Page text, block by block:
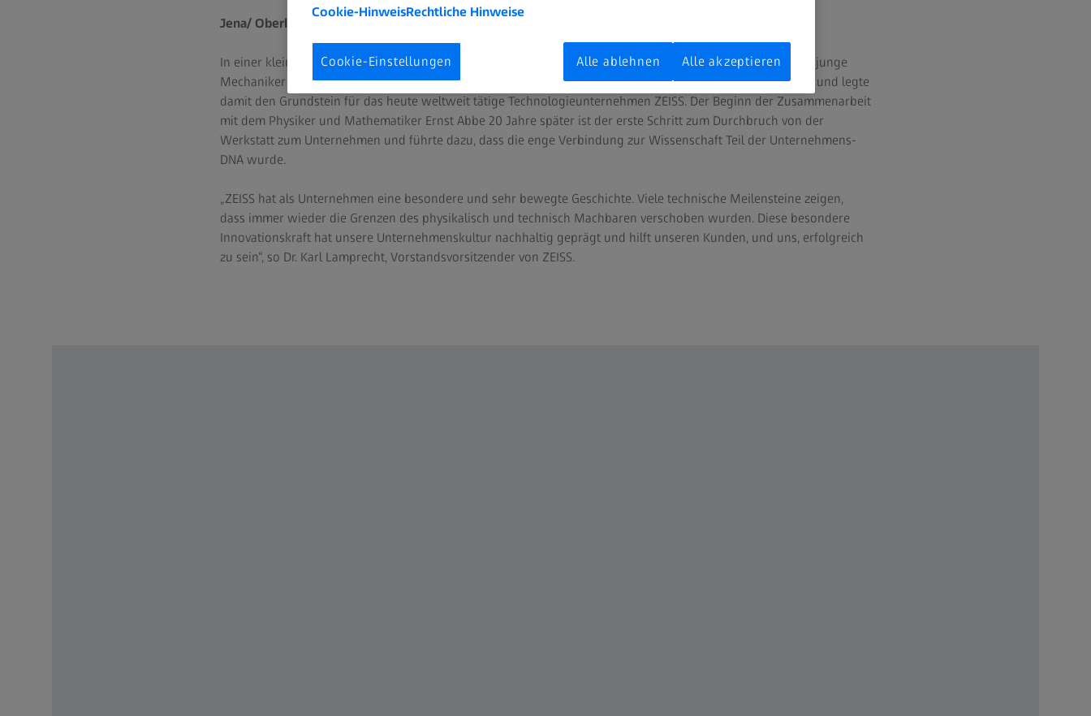
Jena/ Oberkochen | 11. Mai 2021 | ZEISS Gruppe
In einer kleinen Werkstatt begann vor 175 Jahren die Unternehmens- und Erfolgsgeschichte von ZEISS. Der junge
Mechaniker Carl Zeiss eröffnete am 17. November 1846 in Jena seine Werkstatt für Feinmechanik und Optik und legte
damit den Grundstein für das heute weltweit tätige Technologieunternehmen ZEISS. Der Beginn der Zusammenarbeit
mit dem Physiker und Mathematiker Ernst Abbe 20 Jahre später ist der erste Schritt zum Durchbruch von der
Werkstatt zum Unternehmen und führte dazu, dass die enge Verbindung zur Wissenschaft Teil der Unternehmens-
DNA wurde.
„ZEISS hat als Unternehmen eine besondere und sehr bewegte Geschichte. Viele technische Meilensteine zeigen,
dass immer wieder die Grenzen des physikalisch und technisch Machbaren verschoben wurden. Diese besondere
Innovationskraft hat unsere Unternehmenskultur nachhaltig geprägt und hilft unseren Kunden, und uns, erfolgreich
zu sein“, so Dr. Karl Lamprecht, Vorstandsvorsitzender von ZEISS.
Cookie-HinweisRechtliche Hinweise
Cookie-Einstellungen Alle ablehnen Alle akzeptieren